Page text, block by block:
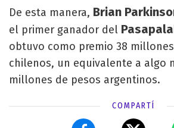
De esta manera, Brian
el primer ganador del
obtuvo como premio 38
chilenos, un equivalente a algo
millones de pesos argentinos.
COMPARTÍ